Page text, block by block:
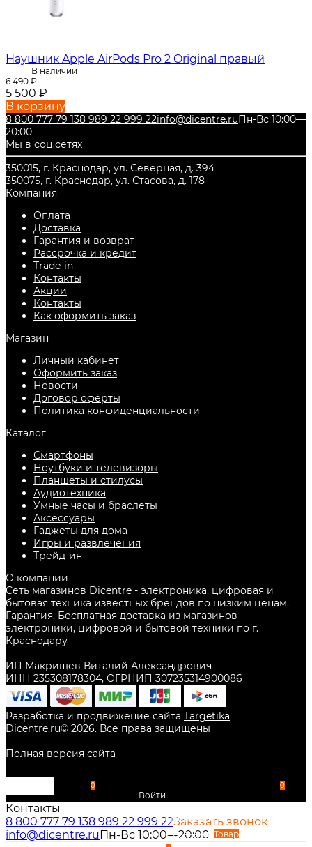
Наушник Apple AirPods Pro 2 Original правый
В наличии
6 490 ₽
5 500 ₽
В корзину
8 800 777 79 138 989 22 999 22info@dicentre.ruПн-Вс 10:00—
20:00
Мы в соц.сетях
350015, г. Краснодар, ул. Северная, д. 394
350075, г. Краснодар, ул. Стасова, д. 178
Компания
Оплата
Доставка
Гарантия и возврат
Рассрочка и кредит
Trade-in
Контакты
Акции
Контакты
Как оформить заказ
Магазин
Личный кабинет
Оформить заказ
Новости
Договор оферты
Политика конфиденциальности
Каталог
Смартфоны
Ноутбуки и телевизоры
Планшеты и стилусы
Аудиотехника
Умные часы и браслеты
Аксессуары
Гаджеты для дома
Игры и развлечения
Трейд-ин
О компании
Сеть магазинов Dicentre - электроника, цифровая и
бытовая техника известных брендов по низким ценам.
Гарантия. Бесплатная доставка из магазинов
электроники, цифровой и бытовой техники по г.
Краснодару
ИП Макрищев Виталий Александрович
ИНН 235308178304, ОГРНИП 307235314900086
Разработка и продвижение сайта Targetika
Dicentre.ru© 2026. Все права защищены
Полная версия сайта
0
Войти
Избранное
Сравнение Товар
0
Контакты
8 800 777 79 138 989 22 999 22Заказать звонок
info@dicentre.ruПн-Вс 10:00—20:00